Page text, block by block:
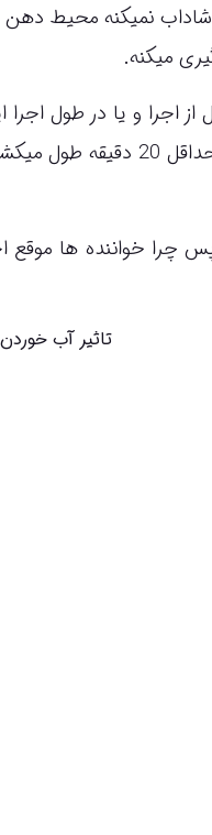
نمیکنه محیط دهن
میکنه.
اجرا و یا در طول اجرا
چرا خواننده ها